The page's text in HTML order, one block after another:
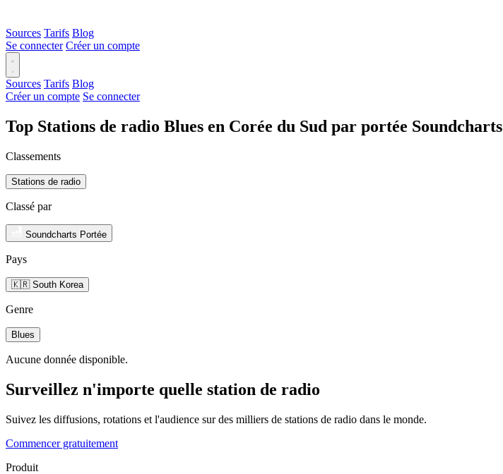
Sources Tarifs Blog
Se connecter Créer un compte
Sources Tarifs Blog
Créer un compte Se connecter
Top Stations de radio Blues en Corée du Sud par portée Soundcharts
Classements
Stations de radio
Classé par
Soundcharts Portée
Pays
🇰🇷 South Korea
Genre
Blues
Aucune donnée disponible.
Surveillez n'importe quelle station de radio
Suivez les diffusions, rotations et l'audience sur des milliers de stations de radio dans le monde.
Commencer gratuitement
Produit